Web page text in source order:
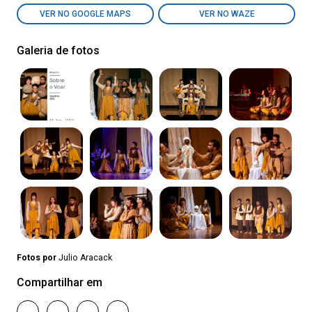
VER NO GOOGLE MAPS VER NO WAZE
Galeria de fotos
Fotos por Julio Aracack
Compartilhar em